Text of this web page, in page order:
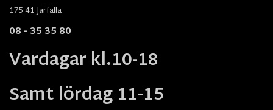
175 41 Järfälla
08 - 35 35 80
Vardagar kl.10-18
Samt lördag 11-15